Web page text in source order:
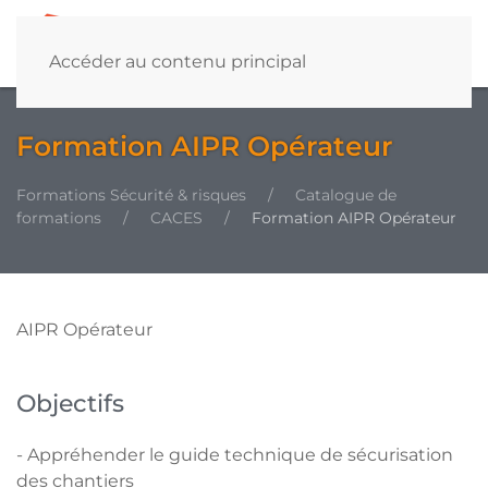
Accéder au contenu principal
Formation AIPR Opérateur
Formations Sécurité & risques
Catalogue de
formations
CACES Formation AIPR Opérateur
AIPR Opérateur
Objectifs
- Appréhender le guide technique de sécurisation
des chantiers